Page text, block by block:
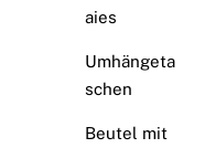
aies
Umhängeta
schen
Beutel mit